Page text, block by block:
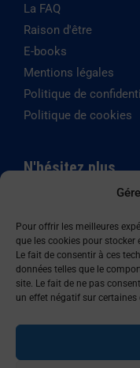
Pour offrir les meilleures
que les cookies pour
Le fait de consentir à ces
données telles que le
site. Le fait de ne pas
un effet négatif sur
La FAQ
Raison d'être
E-books
Mentions légales
Politique de
Politique de cookies
N'hésitez plus